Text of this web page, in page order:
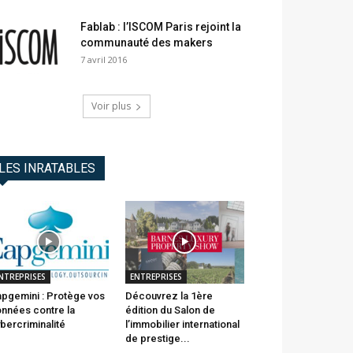
Fablab : l’ISCOM Paris rejoint la
communauté des makers
7 avril 2016
Voir plus
LES INRATABLES
: Protège vos
contre la
ENTREPRISES
Découvrez la 1ère
édition du Salon de
l’immobilier international
de prestige...